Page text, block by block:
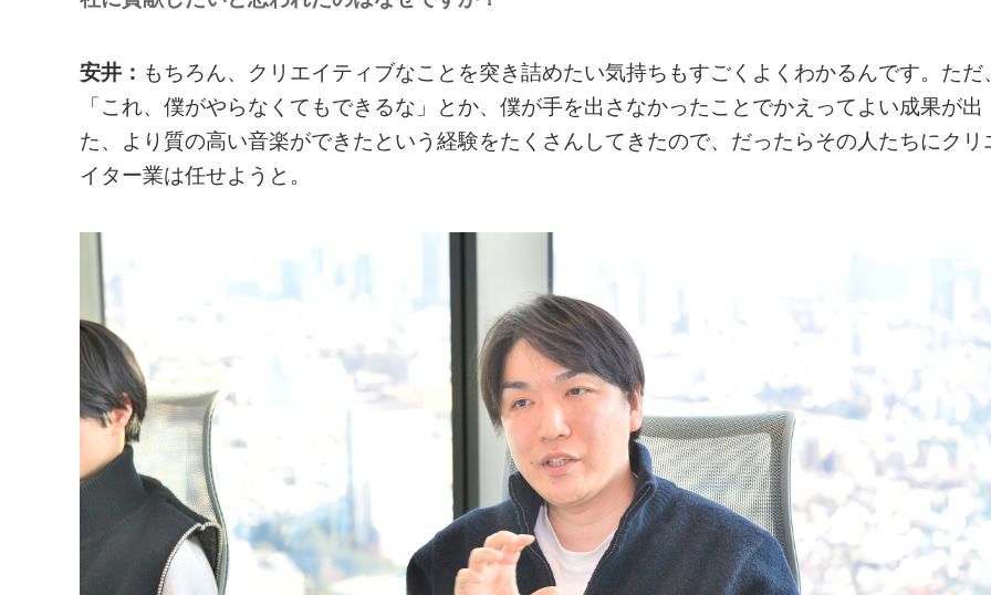
安井： もちろん、クリエイティブなことを突き詰めたい気持ちもすごくよくわかるんです。ただ
「これ、僕がやらなくてもできるな」とか、僕が手を出さなかったことでかえってよい成果が出
た、より質の高い音楽ができたという経験をたくさんしてきたので、だったらその人たちにクリ
イター業は任せようと。